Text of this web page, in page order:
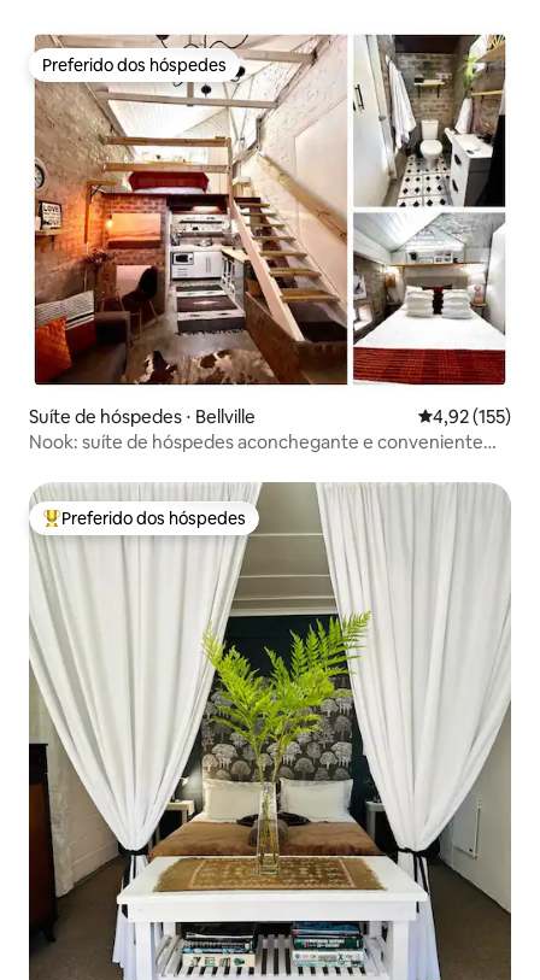
Preferido dos hóspedes
Preferido dos hóspedes
Suíte de hóspedes ⋅ Bellville 4,92 de uma
4,92 (155)
Nook: suíte de hóspedes aconchegante e conveniente
Entre os melhores preferidos dos hóspedes
Preferido dos hóspedes